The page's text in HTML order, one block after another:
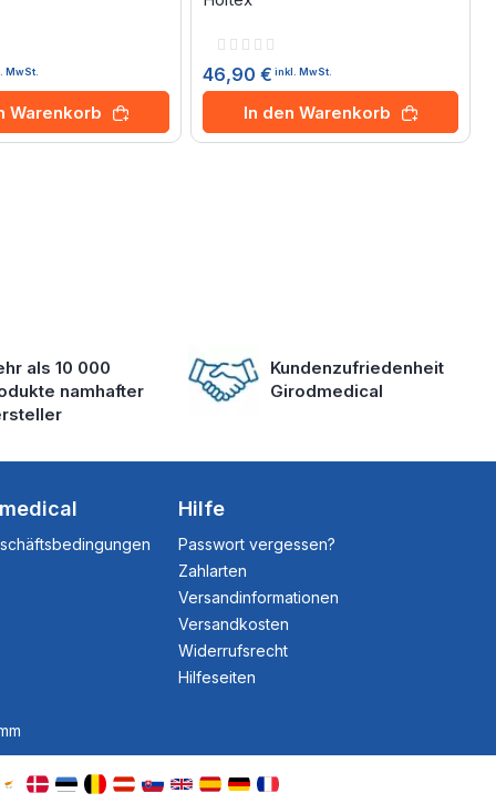
MwSt.
Warenkorb
Rating:
46,90 € inkl. MwSt.
In den Warenkorb
als 10 000
namhafter
Kundenzufriedenheit
Girodmedical
Hilfe
Passwort vergessen?
Zahlarten
Versandinformationen
Versandkosten
Widerrufsrecht
Hilfeseiten